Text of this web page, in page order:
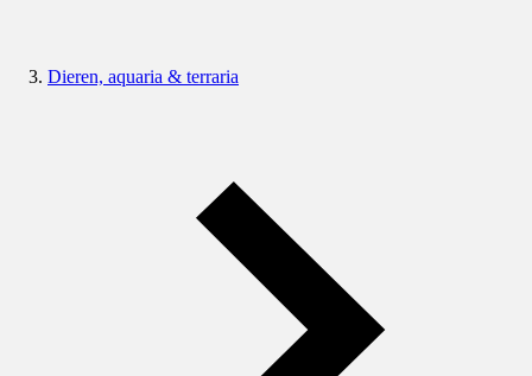
Dieren, aquaria & terraria